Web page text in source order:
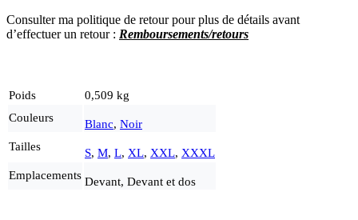
Consulter ma politique de retour pour plus de détails avant
d’effectuer un retour : Remboursements/retours
Poids
0,509 kg
Couleurs
Blanc, Noir
Tailles
S, M, L, XL, XXL, XXXL
Emplacements Devant, Devant et dos